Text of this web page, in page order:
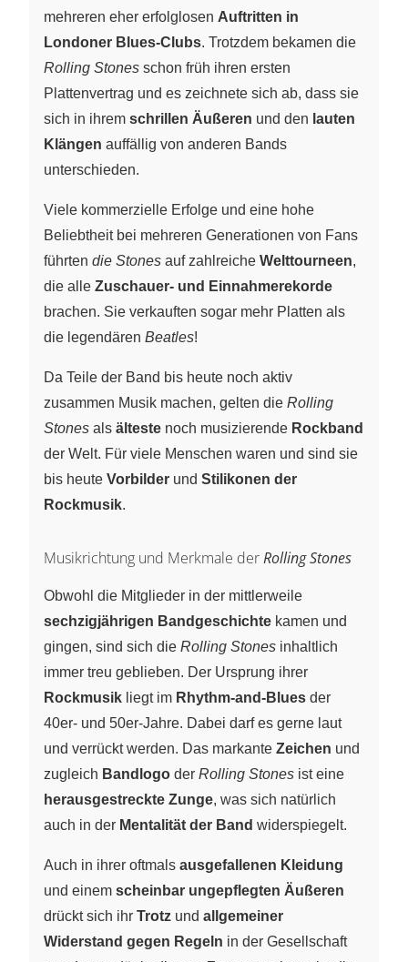
mehreren eher erfolglosen Auftritten in
Londoner Blues-Clubs. Trotzdem bekamen die
Rolling Stones schon früh ihren ersten
Plattenvertrag und es zeichnete sich ab, dass sie
sich in ihrem schrillen Äußeren und den lauten
Klängen auffällig von anderen Bands
unterschieden.
Viele kommerzielle Erfolge und eine hohe
Beliebtheit bei mehreren Generationen von Fans
führten die Stones auf zahlreiche Welttourneen,
die alle Zuschauer- und Einnahmerekorde
brachen. Sie verkauften sogar mehr Platten als
die legendären Beatles!
Da Teile der Band bis heute noch aktiv
zusammen Musik machen, gelten die Rolling
Stones als älteste noch musizierende Rockband
der Welt. Für viele Menschen waren und sind sie
bis heute Vorbilder und Stilikonen der
Rockmusik.
Musikrichtung und Merkmale derRolling Stones
Obwohl die Mitglieder in der mittlerweile
sechzigjährigen Bandgeschichte kamen und
gingen, sind sich die Rolling Stones inhaltlich
immer treu geblieben. Der Ursprung ihrer
Rockmusik liegt im Rhythm-and-Blues der
40er- und 50er-Jahre. Dabei darf es gerne laut
und verrückt werden. Das markante Zeichen und
zugleich Bandlogo der Rolling Stones ist eine
herausgestreckte Zunge, was sich natürlich
auch in der Mentalität der Band widerspiegelt.
Auch in ihrer oftmals ausgefallenen Kleidung
und einem scheinbar ungepflegten Äußeren
drückt sich ihr Trotz und allgemeiner
Widerstand gegen Regeln in der Gesellschaft